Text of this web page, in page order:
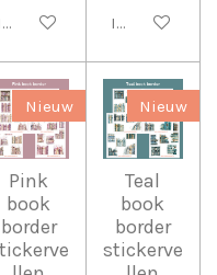
winkelwagenIn
Nieuw
Pink
book
border
Nieuw
Teal
book
border
stickerve